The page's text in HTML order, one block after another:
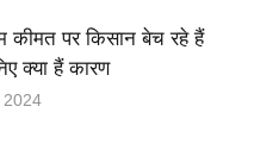
कीमत पर किसान बेच रहे हैं
क्या हैं कारण
2024